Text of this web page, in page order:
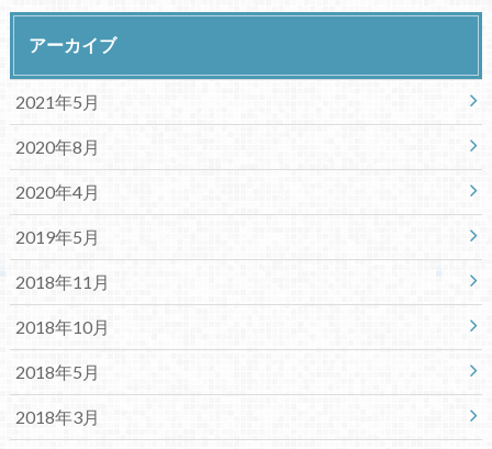
アーカイブ
2021年5月
2020年8月
2020年4月
2019年5月
2018年11月
2018年10月
2018年5月
2018年3月